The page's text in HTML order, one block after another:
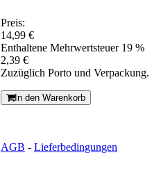
Preis:
14,99 €
Enthaltene Mehrwertsteuer 19 %
2,39 €
Zuzüglich Porto und Verpackung.
In den Warenkorb
AGB - Lieferbedingungen